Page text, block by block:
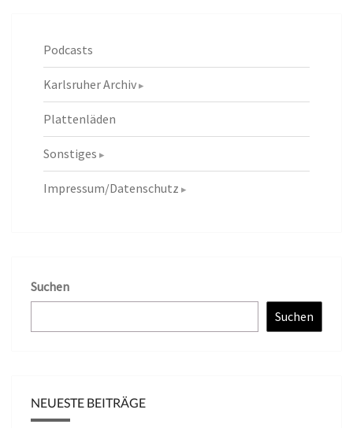
Podcasts
Karlsruher Archiv
Plattenläden
Sonstiges
Impressum/Datenschutz
Suchen
Suchen
NEUESTE BEITRÄGE